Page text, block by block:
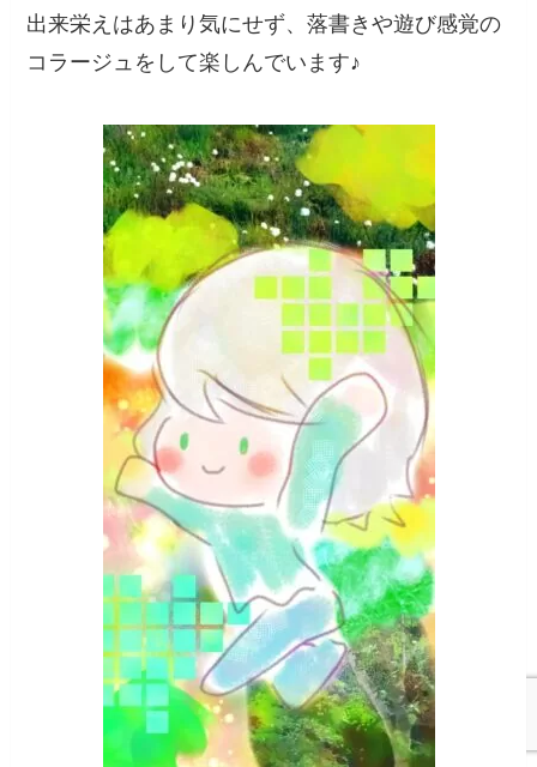
出来栄えはあまり気にせず、落書きや遊び感覚の
コラージュをして楽しんでいます♪